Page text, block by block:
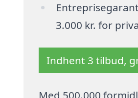
3.000 kr. for
Indhent 3 tilbud,